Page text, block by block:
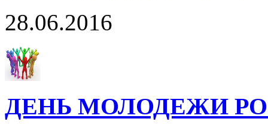
28.06.2016
ДЕНЬ МОЛОДЕЖИ